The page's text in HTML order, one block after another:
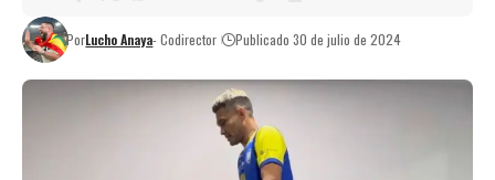
PorLucho Anaya- Codirector Publicado 30 de julio de 2024